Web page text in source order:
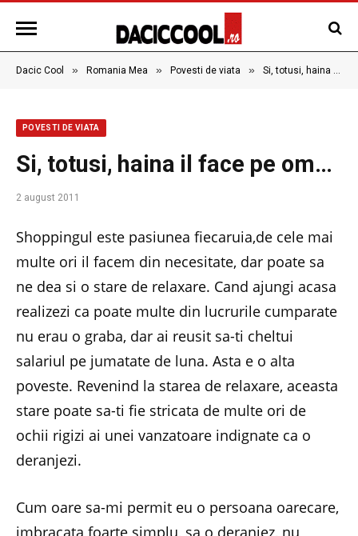
Dacic Cool » Romania Mea » Povesti de viata » Si, totusi, haina il face pe om…
POVESTI DE VIATA
Si, totusi, haina il face pe om…
2 august 2011
Shoppingul este pasiunea fiecaruia,de cele mai
multe ori il facem din necesitate, dar poate sa
ne dea si o stare de relaxare. Cand ajungi acasa
realizezi ca poate multe din lucrurile cumparate
nu erau o graba, dar ai reusit sa-ti cheltui
salariul pe jumatate de luna. Asta e o alta
poveste. Revenind la starea de relaxare, aceasta
stare poate sa-ti fie stricata de multe ori de
ochii rigizi ai unei vanzatoare indignate ca o
deranjezi.
Cum oare sa-mi permit eu o persoana oarecare,
imbracata foarte simplu, sa o deranjez, nu